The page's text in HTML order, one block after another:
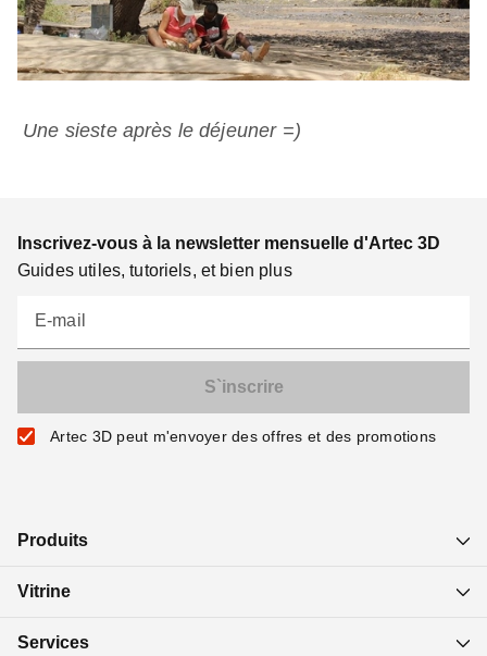
Une sieste après le déjeuner =)
Inscrivez-vous à la newsletter mensuelle d'Artec 3D
Guides utiles, tutoriels, et bien plus
E-mail
Artec 3D peut m'envoyer des offres et des promotions
Produits
Vitrine
Services